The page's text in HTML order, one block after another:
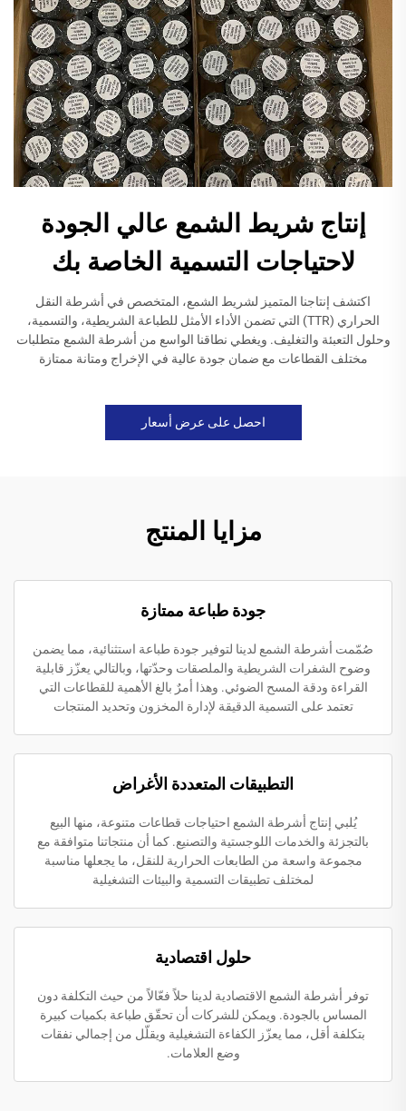
إنتاج شريط الشمع عالي الجودة
لاحتياجات التسمية الخاصة بك
اكتشف إنتاجنا المتميز لشريط الشمع، المتخصص في أشرطة النقل
الحراري (TTR) التي تضمن الأداء الأمثل للطباعة الشريطية، والتسمية،
وحلول التعبئة والتغليف. ويغطي نطاقنا الواسع من أشرطة الشمع متطلبات
مختلف القطاعات مع ضمان جودة عالية في الإخراج ومتانة ممتازة
احصل على عرض أسعار
مزايا المنتج
جودة طباعة ممتازة
صُمّمت أشرطة الشمع لدينا لتوفير جودة طباعة استثنائية، مما يضمن
وضوح الشفرات الشريطية والملصقات وحدّتها، وبالتالي يعزّز قابلية
القراءة ودقة المسح الضوئي. وهذا أمرٌ بالغ الأهمية للقطاعات التي
تعتمد على التسمية الدقيقة لإدارة المخزون وتحديد المنتجات
التطبيقات المتعددة الأغراض
يُلبي إنتاج أشرطة الشمع احتياجات قطاعات متنوعة، منها البيع
بالتجزئة والخدمات اللوجستية والتصنيع. كما أن منتجاتنا متوافقة مع
مجموعة واسعة من الطابعات الحرارية للنقل، ما يجعلها مناسبة
لمختلف تطبيقات التسمية والبيئات التشغيلية
حلول اقتصادية
توفر أشرطة الشمع الاقتصادية لدينا حلاً فعّالاً من حيث التكلفة دون
المساس بالجودة. ويمكن للشركات أن تحقّق طباعة بكميات كبيرة
بتكلفة أقل، مما يعزّز الكفاءة التشغيلية ويقلّل من إجمالي نفقات
وضع العلامات.